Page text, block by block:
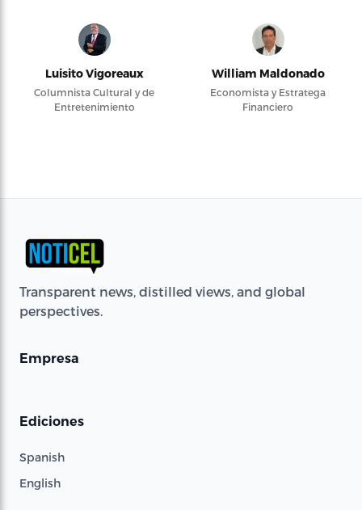
Luisito Vigoreaux
Columnista Cultural y de
Entretenimiento
William Maldonado
Economista y Estratega
Financiero
Transparent news, distilled views, and global
perspectives.
Empresa
Ediciones
Spanish
English